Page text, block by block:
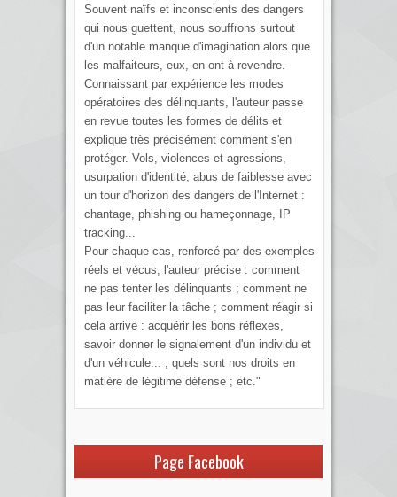
Souvent naïfs et inconscients des dangers
qui nous guettent, nous souffrons surtout
d'un notable manque d'imagination alors que
les malfaiteurs, eux, en ont à revendre.
Connaissant par expérience les modes
opératoires des délinquants, l'auteur passe
en revue toutes les formes de délits et
explique très précisément comment s'en
protéger. Vols, violences et agressions,
usurpation d'identité, abus de faiblesse avec
un tour d'horizon des dangers de l'Internet :
chantage, phishing ou hameçonnage, IP
tracking...
Pour chaque cas, renforcé par des exemples
réels et vécus, l'auteur précise : comment
ne pas tenter les délinquants ; comment ne
pas leur faciliter la tâche ; comment réagir si
cela arrive : acquérir les bons réflexes,
savoir donner le signalement d'un individu et
d'un véhicule... ; quels sont nos droits en
matière de légitime défense ; etc."
Page Facebook